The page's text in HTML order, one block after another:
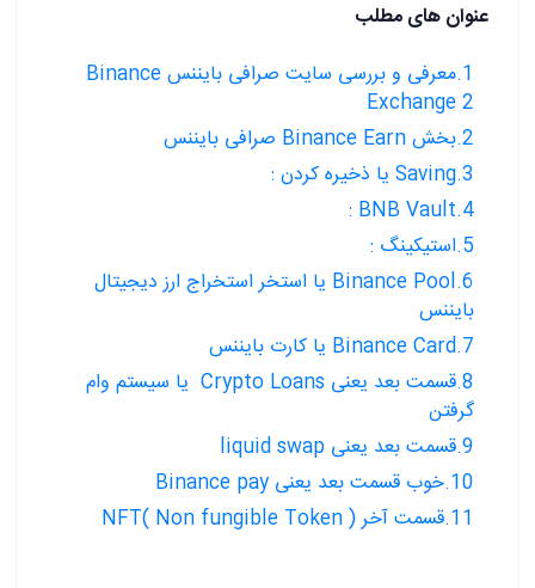
عنوان های مطلب
1.معرفی و بررسی سایت صرافی بایننس Binance
Exchange 2
2.بخش Binance Earn صرافی بایننس
3.Saving یا ذخیره کردن :
4.BNB Vault :
5.استیکینگ :
6.Binance Pool یا استخر استخراج ارز دیجیتال
بایننس
7.Binance Card یا کارت بایننس
8.قسمت بعد یعنی Crypto Loans یا سیستم وام
گرفتن
9.قسمت بعد یعنی liquid swap
10.خوب قسمت بعد یعنی Binance pay
11.قسمت آخر NFT( Non fungible Token )